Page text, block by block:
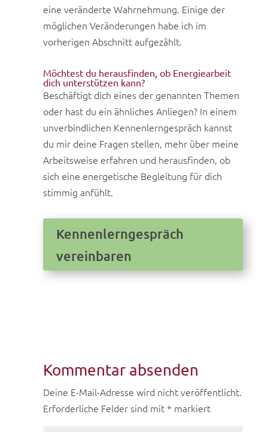
eine veränderte Wahrnehmung. Einige der
möglichen Veränderungen habe ich im
vorherigen Abschnitt aufgezählt.
Möchtest du herausfinden, ob Energiearbeit
dich unterstützen kann?
Beschäftigt dich eines der genannten Themen
oder hast du ein ähnliches Anliegen? In einem
unverbindlichen Kennenlerngespräch kannst
du mir deine Fragen stellen, mehr über meine
Arbeitsweise erfahren und herausfinden, ob
sich eine energetische Begleitung für dich
stimmig anfühlt.
Kennenlerngespräch
vereinbaren
Kommentar absenden
Deine E-Mail-Adresse wird nicht veröffentlicht.
Erforderliche Felder sind mit* markiert